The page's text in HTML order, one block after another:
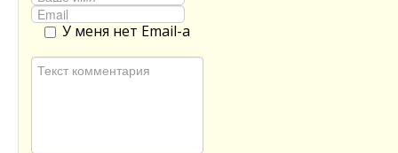
У меня нет Email-а